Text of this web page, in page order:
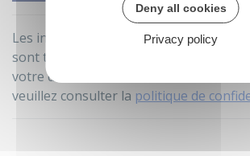
Les informations recueillies à partir de
sont traitées par la mairie de Nonville
votre demande. Pour connaître et
veuillez consulter la politique de
Deny all cookies
Privacy policy